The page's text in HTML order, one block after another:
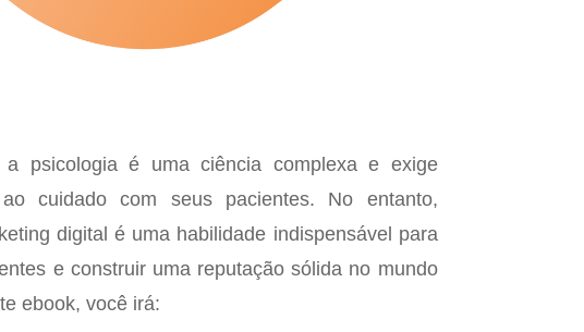
a psicologia é uma ciência complexa e exige
cuidado com seus pacientes. No entanto,
digital é uma habilidade indispensável para
e construir uma reputação sólida no mundo
ebook, você irá: